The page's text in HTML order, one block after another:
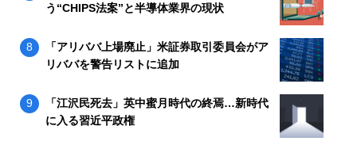
う“CHIPS法案”と半導体業界の現状
「アリババ上場廃止」米証券取引委員会がア
リババを警告リストに追加
「江沢民死去」英中蜜月時代の終焉…新時代
に入る習近平政権